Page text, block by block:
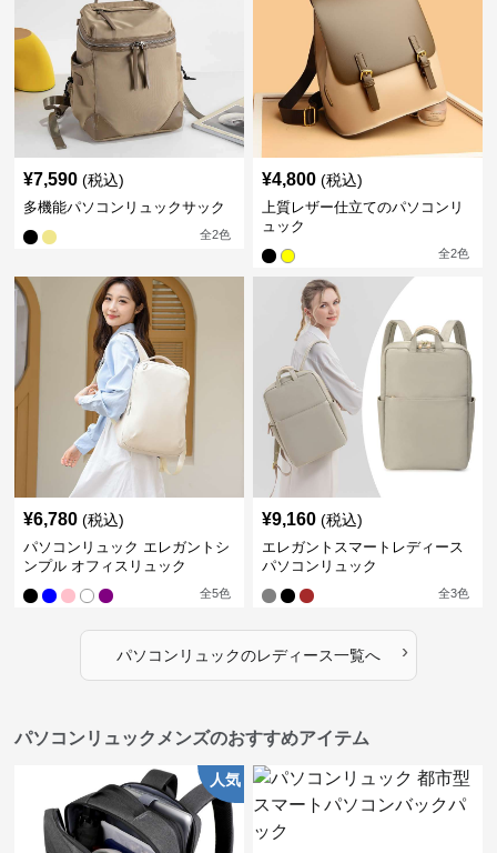
¥7,590 (税込)
多機能パソコンリュックサック
全2色
¥4,800 (税込)
上質レザー仕立てのパソコンリ
ュック
全2色
¥6,780 (税込)
パソコンリュック エレガントシ
ンプル オフィスリュック
全5色
¥9,160 (税込)
エレガントスマートレディース
パソコンリュック
全3色
パソコンリュックのレディース一覧へ ›
パソコンリュックメンズのおすすめアイテム
人気